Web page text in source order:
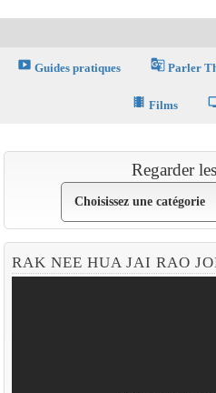
smart_display Guides pratiques g_translate Parler
theaters Films
Regarder
RAK NEE HUA JAI RAO